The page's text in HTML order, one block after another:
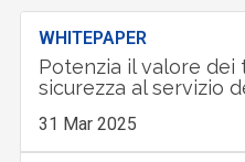
WHITEPAPER
Potenzia il valore dei
sicurezza al servizio
31 Mar 2025